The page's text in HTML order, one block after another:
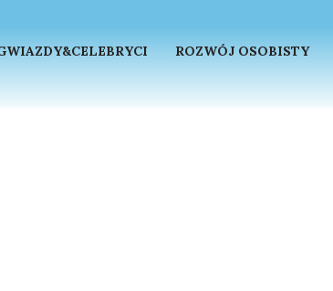
ROZWÓJ OSOBISTY